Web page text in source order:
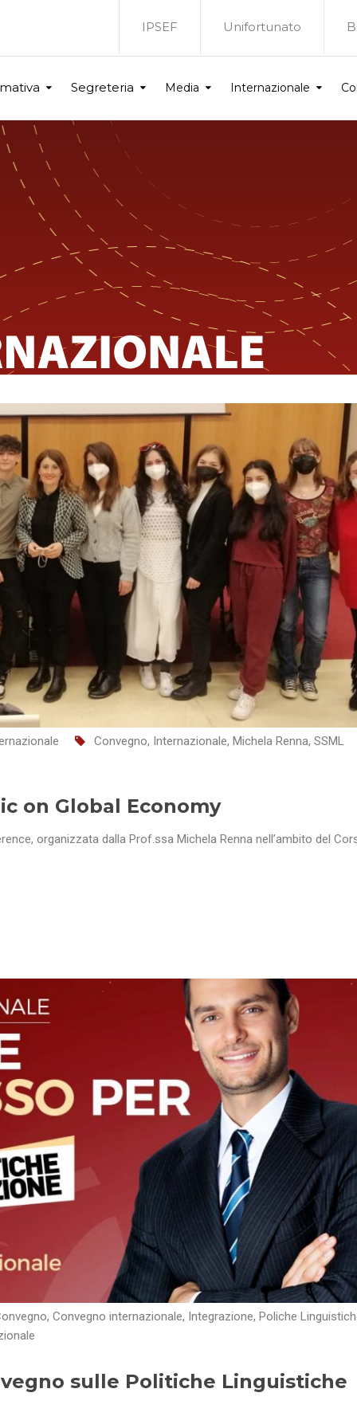
IPSEF Unifortunato
Segreteria Media Internazionale
Convegno, Internazionale, Michela Renna, SSML
on Global Economy
organizzata dalla Prof.ssa Michela Renna nell’ambito del
, Convegno internazionale, Integrazione, Poliche
sulle Politiche Linguistiche